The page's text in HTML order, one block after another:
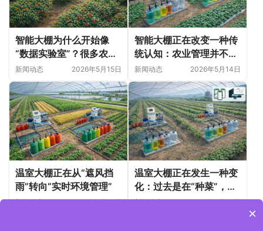
智能大棚为什么开始像
“数据实验室”？很多农业
变化，正在悄悄发生
新闻动态 2026年5月15日
智能大棚正在改变一种传
统认知：农业管理并不只
是“种植技术”
新闻动态 2026年5月14日
温室大棚正在从“遮风挡
雨”转向“实时环境管理”
新闻动态 2026年5月14日
温室大棚正在发生一种变
化：过去是在“种菜”，现
在更像在“管理一个微型
新闻动态 2026年5月14日
×